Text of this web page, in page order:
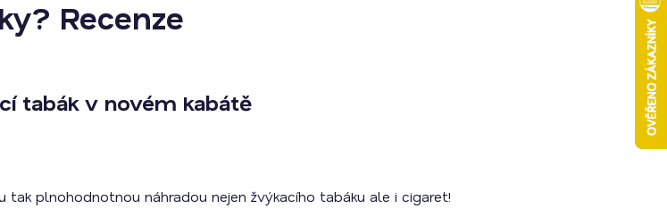
Recenze
tabák v novém kabátě
tak plnohodnotnou náhradou nejen žvýkacího tabáku ale i cigaret!